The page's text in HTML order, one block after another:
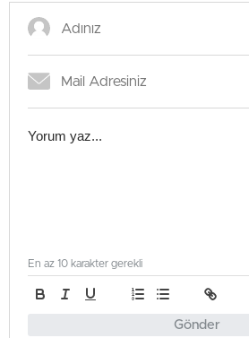
Gönder
En az 10 karakter gerekli